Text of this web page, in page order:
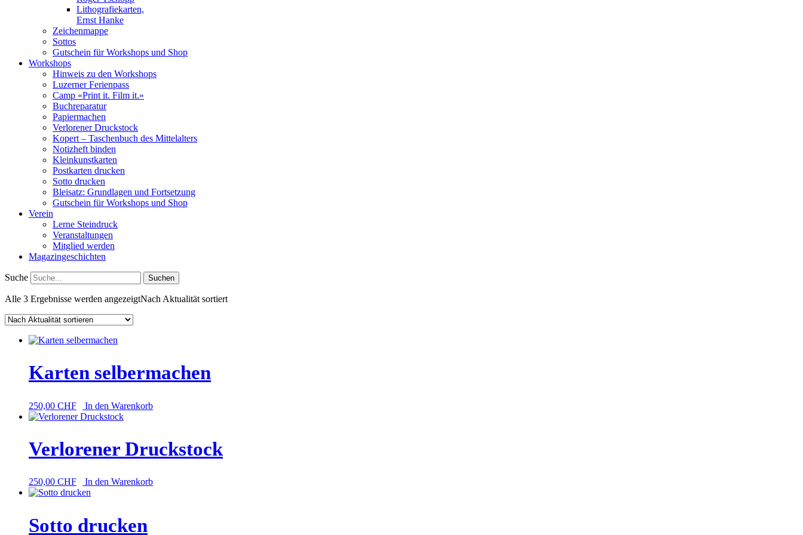
Lithografiekarten,
Ernst Hanke
Zeichenmappe
Sottos
Gutschein für Workshops und Shop
Workshops
Hinweis zu den Workshops
Luzerner Ferienpass
Camp «Print it. Film it.»
Buchreparatur
Papiermachen
Verlorener Druckstock
Kopert – Taschenbuch des Mittelalters
Notizheft binden
Kleinkunstkarten
Postkarten drucken
Sotto drucken
Bleisatz: Grundlagen und Fortsetzung
Gutschein für Workshops und Shop
Verein
Lerne Steindruck
Veranstaltungen
Mitglied werden
Magazingeschichten
Suche
Alle 3 Ergebnisse werden angezeigtNach Aktualität sortiert
Karten selbermachen
250,00 CHF In den Warenkorb
Verlorener Druckstock
250,00 CHF In den Warenkorb
Sotto drucken